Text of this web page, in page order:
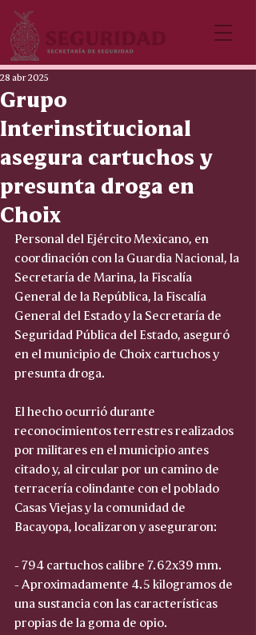
Grupo
Interinstitucional
asegura cartuchos y
presunta droga en
Choix
28 abr 2025
Personal del Ejército Mexicano, en
coordinación con la Guardia Nacional, la
Secretaría de Marina, la Fiscalía
General de la República, la Fiscalía
General del Estado y la Secretaría de
Seguridad Pública del Estado, aseguró
en el municipio de Choix cartuchos y
presunta droga.
El hecho ocurrió durante
reconocimientos terrestres realizados
por militares en el municipio antes
citado y, al circular por un camino de
terracería colindante con el poblado
Casas Viejas y la comunidad de
Bacayopa, localizaron y aseguraron:
- 794 cartuchos calibre 7.62x39 mm.
- Aproximadamente 4.5 kilogramos de
una sustancia con las características
propias de la goma de opio.